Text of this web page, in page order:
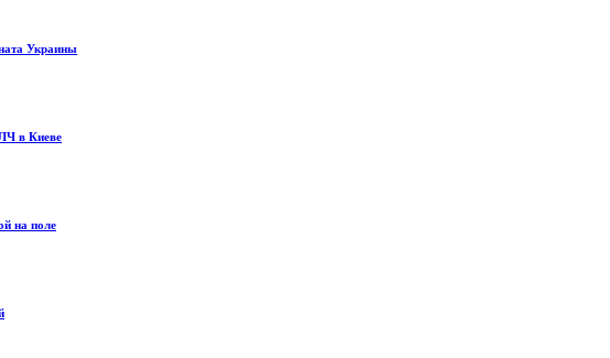
Украины
в Киеве
на поле